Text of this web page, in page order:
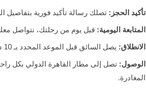
تأكيد الحجز: تصلك رسالة تأكيد فورية بتفاصيل
المتابعة اليومية: قبل يوم من رحلتك، نتواصل
الانطلاق: يصل السائق قبل الموعد المحدد بـ 10 دقائق جاهزاً لمساعدتك في الأمتعة.
الوصول: تصل إلى مطار القاهرة الدولي بكل
المغادرة.